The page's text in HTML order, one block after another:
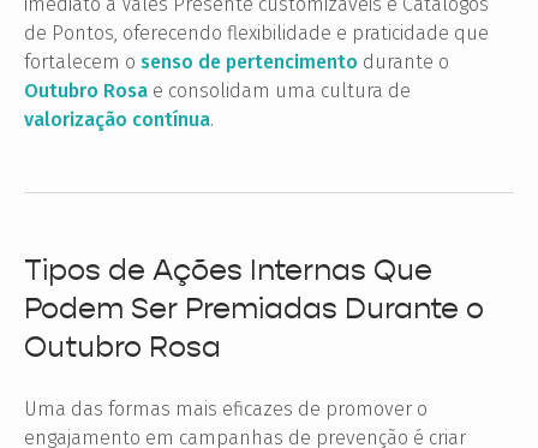
de Pontos, oferecendo flexibilidade e praticidade que
fortalecem o senso de pertencimento durante o
Outubro Rosa e consolidam uma cultura de
valorização contínua.
Tipos de Ações Internas Que
Podem Ser Premiadas Durante o
Outubro Rosa
Uma das formas mais eficazes de promover o
engajamento em campanhas de prevenção é criar